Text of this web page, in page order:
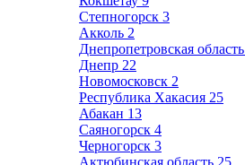
Степногорск 3
Акколь 2
Днепропетровская область
Днепр 22
Новомосковск 2
Республика Хакасия 25
Абакан 13
Саяногорск 4
Черногорск 3
Актюбинская область 25